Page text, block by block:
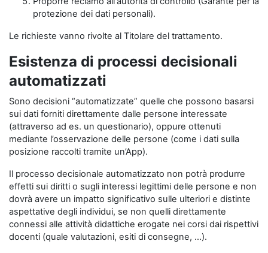
protezione dei dati personali).
Le richieste vanno rivolte al Titolare del trattamento.
Esistenza di processi decisionali
automatizzati
Sono decisioni “automatizzate” quelle che possono basarsi
sui dati forniti direttamente dalle persone interessate
(attraverso ad es. un questionario), oppure ottenuti
mediante l’osservazione delle persone (come i dati sulla
posizione raccolti tramite un’App).
Il processo decisionale automatizzato non potrà produrre
effetti sui diritti o sugli interessi legittimi delle persone e non
dovrà avere un impatto significativo sulle ulteriori e distinte
aspettative degli individui, se non quelli direttamente
connessi alle attività didattiche erogate nei corsi dai rispettivi
docenti (quale valutazioni, esiti di consegne, …).